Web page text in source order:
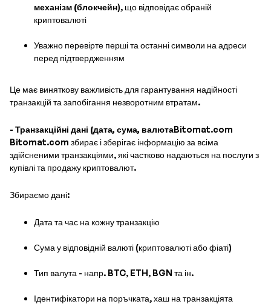
механізм (блокчейн), що відповідає обраній
криптовалюті
Уважно перевірте перші та останні символи на адреси
перед підтвердженням
Це має виняткову важливість для гарантування надійності
транзакцій та запобігання незворотним втратам.
- Транзакційні дані (дата, сума, валютаBitomat.com
Bitomat.com збирає і зберігає інформацію за всіма
здійсненими транзакціями, які частково надаються на послуги з
купівлі та продажу криптовалют.
Збираємо дані:
Дата та час на кожну транзакцію
Сума у відповідній валюті (криптовалюті або фіаті)
Тип валута - напр. BTC, ETH, BGN та ін.
Ідентифікатори на поръчката, хаш на транзакціята